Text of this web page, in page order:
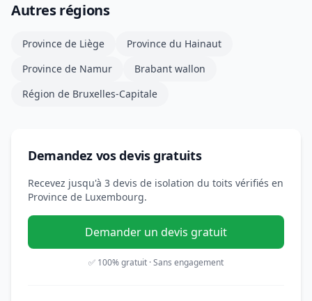
Autres régions
Province de Liège
Province du Hainaut
Province de Namur
Brabant wallon
Région de Bruxelles-Capitale
Demandez vos devis gratuits
Recevez jusqu'à 3 devis de isolation du toits vérifiés en
Province de Luxembourg.
Demander un devis gratuit
✅ 100% gratuit · Sans engagement